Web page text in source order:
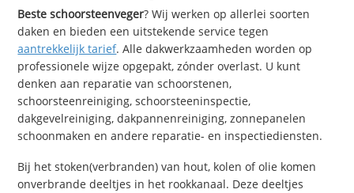
Beste schoorsteenveger? Wij werken op allerlei soorten
daken en bieden een uitstekende service tegen
aantrekkelijk tarief. Alle dakwerkzaamheden worden op
professionele wijze opgepakt, zónder overlast. U kunt
denken aan reparatie van schoorstenen,
schoorsteenreiniging, schoorsteeninspectie,
dakgevelreiniging, dakpannenreiniging, zonnepanelen
schoonmaken en andere reparatie- en inspectiediensten.
Bij het stoken(verbranden) van hout, kolen of olie komen
onverbrande deeltjes in het rookkanaal. Deze deeltjes